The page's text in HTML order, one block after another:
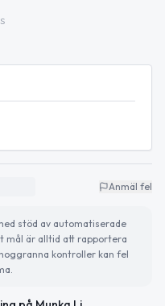
Anmäl fel
stöd av automatiserade
mål är alltid att rapportera
kontroller kan fel